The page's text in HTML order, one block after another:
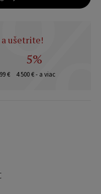
ušetrite!
€
5%
4 500 € - a viac